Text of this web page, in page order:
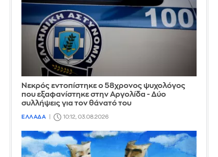
Νεκρός εντοπίστηκε ο 58χρονος ψυχολόγος
που εξαφανίστηκε στην Αργολίδα - Δύο
συλλήψεις για τον θάνατό του
ΕΛΛΑΔΑ 10:12, 03.08.2026